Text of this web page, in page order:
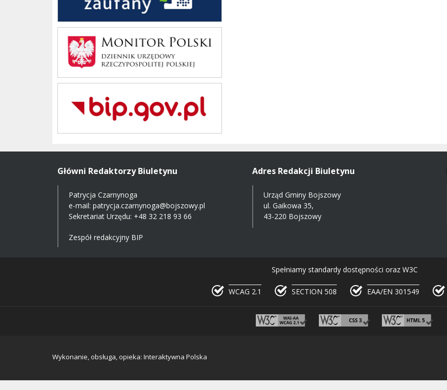
Monitor Polski
Bip Gov pl
Główni Redaktorzy Biuletynu
Patrycja Czarnynoga
e-mail: patrycja.czarnynoga@bojszowy.pl
Sekretariat Urzędu: +48 32 218 93 66
Zespół redakcyjny BIP
Adres Redakcji Biuletynu
Urząd Gminy Bojszowy
ul. Gaikowa 35,
43-220 Bojszowy
Spełniamy standardy dostępności oraz W3C
WCAG 2.1 SECTION 508 EAA/EN 301549
Wykonanie, obsługa, opieka: Interaktywna Polska